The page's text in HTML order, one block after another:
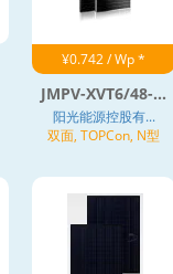
¥0.742 / Wp *
JMPV-XVT6/48-...
阳光能源控股有...
双面, TOPCon, N型